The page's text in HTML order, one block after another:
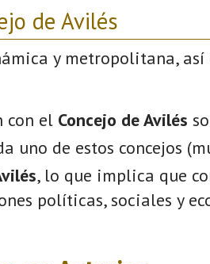
de Avilés
y metropolitana, así
con el Concejo de Avilés
uno de estos concejos
, lo que implica que
políticas, sociales y